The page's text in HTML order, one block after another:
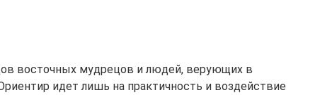
восточных мудрецов и людей, верующих в
идет лишь на практичность и воздействие